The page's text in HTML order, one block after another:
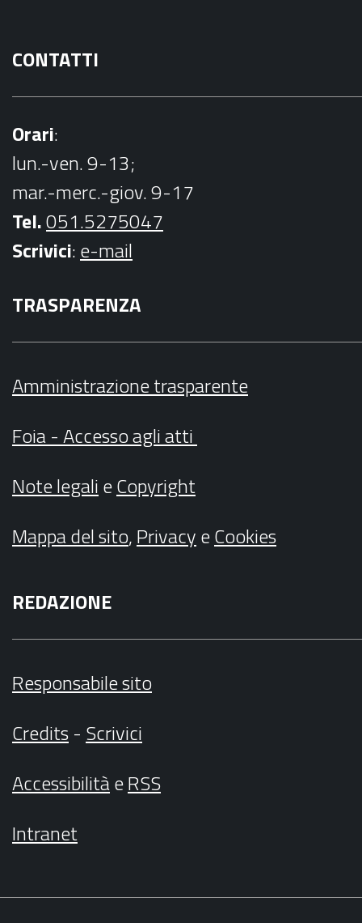
CONTATTI
Orari:
lun.-ven. 9-13;
mar.-merc.-giov. 9-17
Tel.051.5275047
Scrivici:e-mail
TRASPARENZA
Amministrazione trasparente
Foia - Accesso agli atti
Note legalieCopyright
Mappa del sito,PrivacyeCookies
REDAZIONE
Responsabile sito
Credits- Scrivici
AccessibilitàeRSS
Intranet